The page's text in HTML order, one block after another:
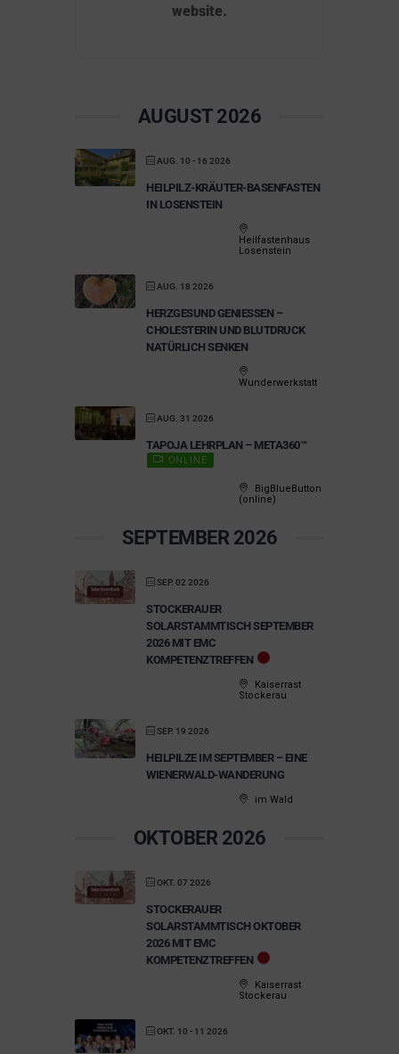
website.
AUGUST 2026
AUG. 10 - 16 2026
HEILPILZ-KRÄUTER-BASENFASTEN
IN LOSENSTEIN
Heilfastenhaus
Losenstein
AUG. 18 2026
HERZGESUND GENIESSEN – C
HOLESTERIN UND BLUTDRUCK N
ATÜRLICH SENKEN
Wunderwerkstatt
AUG. 31 2026
TAPOJA LEHRPLAN – META360™
ONLINE
BigBlueButton
(online)
SEPTEMBER 2026
SEP. 02 2026
STOCKERAUER
SOLARSTAMMTISCH SEPTEMBER
2026 MIT EMC
KOMPETENZTREFFEN
Kaiserrast
Stockerau
SEP. 19 2026
HEILPILZE IM SEPTEMBER – EINE
WIENERWALD-WANDERUNG
im Wald
OKTOBER 2026
OKT. 07 2026
STOCKERAUER
SOLARSTAMMTISCH OKTOBER
2026 MIT EMC
KOMPETENZTREFFEN
Kaiserrast
Stockerau
OKT. 10 - 11 2026